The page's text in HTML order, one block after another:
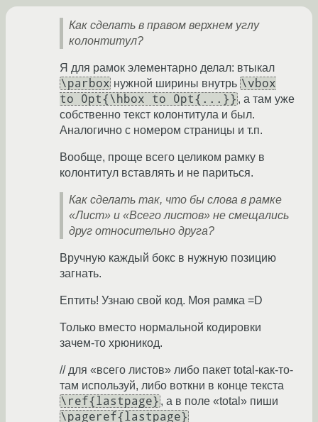
Как сделать в правом верхнем углу
колонтитул?
Я для рамок элементарно делал: втыкал
\parbox нужной ширины внутрь \vbox
to 0pt{\hbox to 0pt{...}} , а там уже
собственно текст колонтитула и был.
Аналогично с номером страницы и т.п.
Вообще, проще всего целиком рамку в
колонтитул вставлять и не париться.
Как сделать так, что бы слова в рамке
«Лист» и «Всего листов» не смещались
друг относительно друга?
Вручную каждый бокс в нужную позицию
загнать.
Ептить! Узнаю свой код. Моя рамка =D
Только вместо нормальной кодировки
зачем-то хрюникод.
// для «всего листов» либо пакет total-как-то-
там используй, либо воткни в конце текста
\ref{lastpage} , а в поле «total» пиши
\pageref{lastpage}